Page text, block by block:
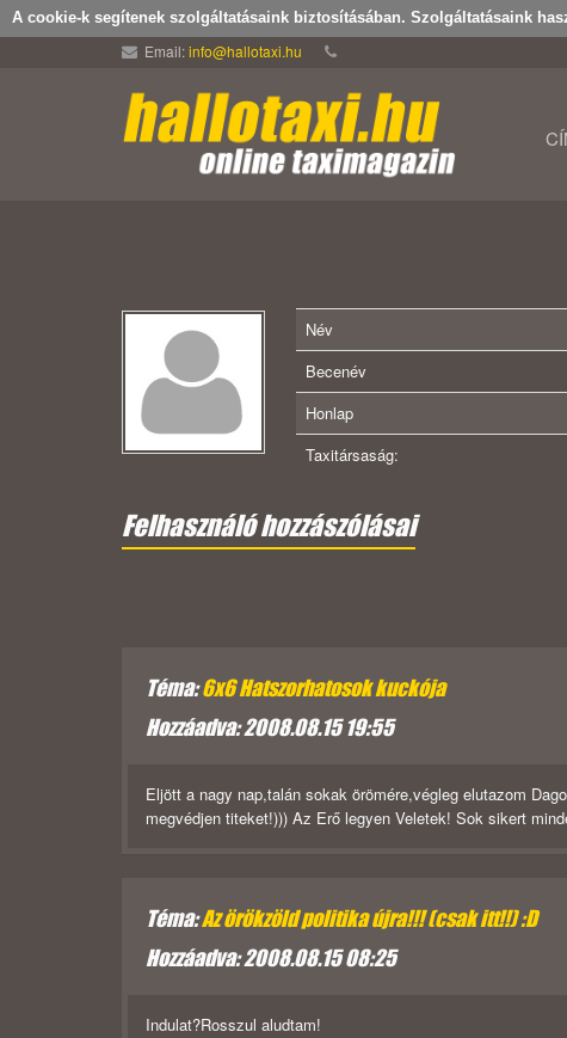
A cookie-k segítenek szolgáltatásaink biztosításában. Szolgáltatásaink
Email:info@hallotaxi.hu
Név
Becenév
Honlap
Taxitársaság:
Felhasználó hozzászólásai
Téma:6x6 Hatszorhatosok kuckója
Hozzáadva: 2008.08.15 19:55
Eljött a nagy nap,talán sokak örömére,végleg elutazom
megvédjen titeket!))) Az Erő legyen Veletek! Sok sikert
Téma:Az örökzöld politika újra!!! (csak itt!!) :D
Hozzáadva: 2008.08.15 08:25
Indulat?Rosszul aludtam!